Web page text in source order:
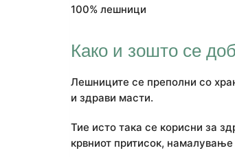
100% лешници
Како и зошто се
Лешниците се преполни со
и здрави масти.
Тие исто така се корисни за
крвниот притисок,